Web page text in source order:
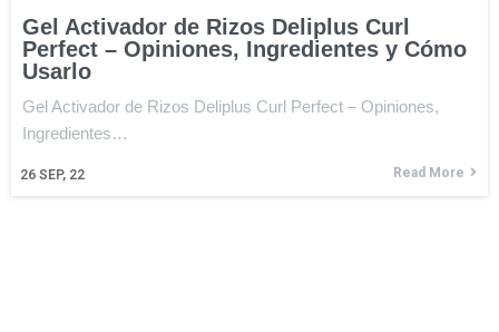
Gel Activador de Rizos Deliplus Curl
Perfect – Opiniones, Ingredientes y Cómo
Usarlo
26 SEP, 22
Gel Activador de Rizos Deliplus Curl Perfect – Opiniones,
Ingredientes…
Read More